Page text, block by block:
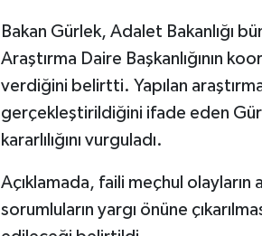
Bakan Gürlek, Adalet Bakanlığı
Araştırma Daire Başkanlığının
verdiğini belirtti. Yapılan
gerçekleştirildiğini ifade eden
kararlılığını vurguladı.
Açıklamada, faili meçhul olayların
sorumluların yargı önüne